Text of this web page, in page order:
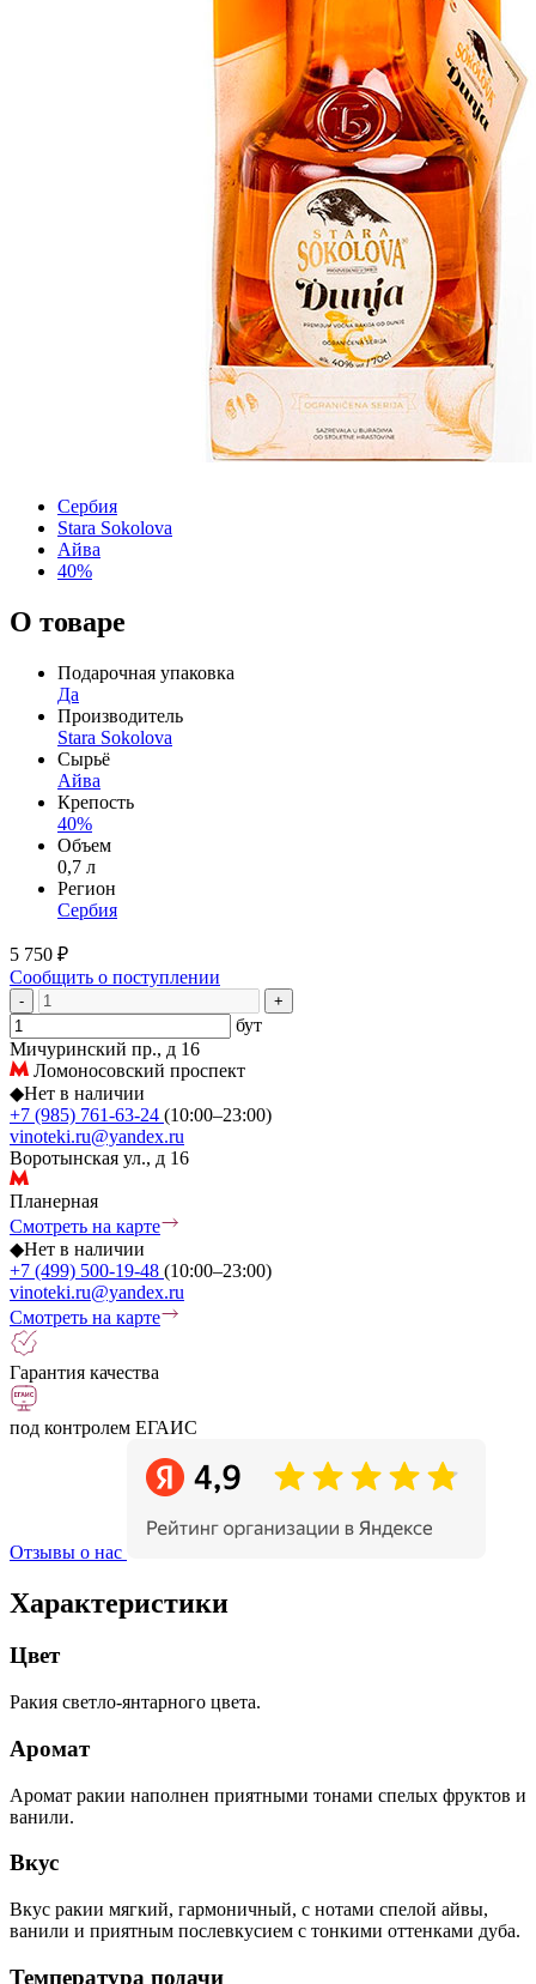
Сербия
Stara Sokolova
Айва
40%
О товаре
Подарочная упаковка
Да
Производитель
Stara Sokolova
Сырьё
Айва
Крепость
40%
Объем
0,7 л
Регион
Сербия
5 750 ₽
Сообщить о поступлении
- +
бут
Мичуринский пр., д 16
Ломоносовский проспект
◆Нет в наличии
+7 (985) 761-63-24 (10:00–23:00)
vinoteki.ru@yandex.ru
Воротынская ул., д 16
Планерная
Смотреть на карте
◆Нет в наличии
+7 (499) 500-19-48 (10:00–23:00)
vinoteki.ru@yandex.ru
Смотреть на карте
Гарантия качества
под контролем ЕГАИС
Отзывы о нас
Характеристики
Цвет
Ракия светло-янтарного цвета.
Аромат
Аромат ракии наполнен приятными тонами спелых фруктов и
ванили.
Вкус
Вкус ракии мягкий, гармоничный, с нотами спелой айвы,
ванили и приятным послевкусием с тонкими оттенками дуба.
Температура подачи